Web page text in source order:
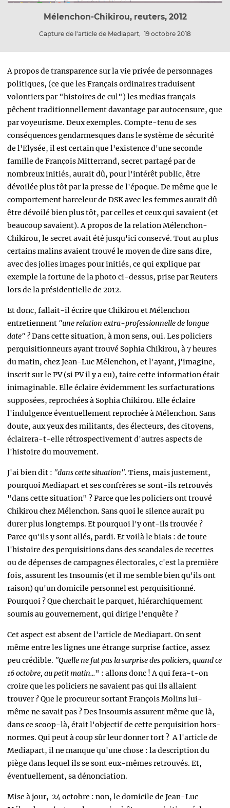
Mélenchon-Chikirou, reuters, 2012
Capture de l'article de Mediapart, 19 octobre 2018
A propos de transparence sur la vie privée de personnages
politiques, (ce que les Français ordinaires traduisent
volontiers par "histoires de cul") les medias français
pêchent traditionnellement davantage par autocensure, que
par voyeurisme. Deux exemples. Compte-tenu de ses
conséquences gendarmesques dans le système de sécurité
de l'Elysée, il est certain que l'existence d'une seconde
famille de François Mitterrand, secret partagé par de
nombreux initiés, aurait dû, pour l'intérêt public, être
dévoilée plus tôt par la presse de l'époque. De même que le
comportement harceleur de DSK avec les femmes aurait dû
être dévoilé bien plus tôt, par celles et ceux qui savaient (et
beaucoup savaient). A propos de la relation Mélenchon-
Chikirou, le secret avait été jusqu'ici conservé. Tout au plus
certains malins avaient trouvé le moyen de dire sans dire,
avec des jolies images pour initiés, ce qui explique par
exemple la fortune de la photo ci-dessus, prise par Reuters
lors de la présidentielle de 2012.
Et donc, fallait-il écrire que Chikirou et Mélenchon
entretiennent "une relation extra-professionnelle de longue
date" ?Dans cette situation, à mon sens, oui. Les policiers
perquisitionneurs ayant trouvé Sophia Chikirou, à 7 heures
du matin, chez Jean-Luc Mélenchon, et l'ayant, j'imagine,
inscrit sur le PV (si PV il y a eu), taire cette information était
inimaginable. Elle éclaire évidemment les surfacturations
supposées, reprochées à Sophia Chikirou. Elle éclaire
l'indulgence éventuellement reprochée à Mélenchon. Sans
doute, aux yeux des militants, des électeurs, des citoyens,
éclairera-t-elle rétrospectivement d'autres aspects de
l'histoire du mouvement.
J'ai bien dit : "dans cette situation". Tiens, mais justement,
pourquoi Mediapart et ses confrères se sont-ils retrouvés
"dans cette situation" ? Parce que les policiers ont trouvé
Chikirou chez Mélenchon. Sans quoi le silence aurait pu
durer plus longtemps. Et pourquoi l'y ont-ils trouvée ?
Parce qu'ils y sont allés, pardi. Et voilà le biais : de toute
l'histoire des perquisitions dans des scandales de recettes
ou de dépenses de campagnes électorales, c'est la première
fois, assurent les Insoumis (et il me semble bien qu'ils ont
raison) qu'un domicile personnel est perquisitionné.
Pourquoi ? Que cherchait le parquet, hiérarchiquement
soumis au gouvernement, qui dirige l'enquête ?
Cet aspect est absent de l'article de Mediapart. On sent
même entre les lignes une étrange surprise factice, assez
peu crédible. "Quelle ne fut pas la surprise des policiers, quand ce
16 octobre, au petit matin..." : allons donc ! A qui fera-t-on
croire que les policiers ne savaient pas qui ils allaient
trouver ? Que le procureur sortant François Molins lui-
même ne savait pas ? Des Insoumis assurent même que là,
dans ce scoop-là, était l'objectif de cette perquisition hors-
normes. Qui peut à coup sûr leur donner tort ? A l'article de
Mediapart, il ne manque qu'une chose : la description du
piège dans lequel ils se sont eux-mêmes retrouvés. Et,
éventuellement, sa dénonciation.
Mise à jour, 24 octobre : non, le domicile de Jean-Luc